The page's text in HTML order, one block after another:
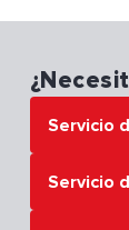
Servicio
Servicio